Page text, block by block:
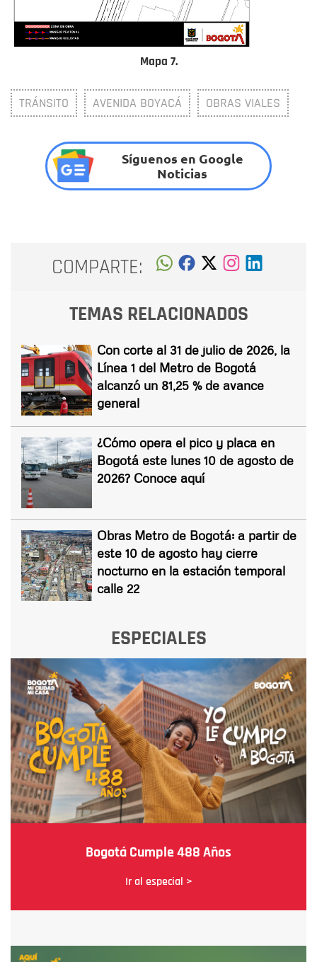
Mapa 7.
TRÁNSITO AVENIDA BOYACÁ OBRAS VIALES
Síguenos en Google
Noticias
COMPARTE:
TEMAS RELACIONADOS
Con corte al 31 de julio de 2026, la
Línea 1 del Metro de Bogotá
alcanzó un 81,25 % de avance
general
¿Cómo opera el pico y placa en
Bogotá este lunes 10 de agosto de
2026? Conoce aquí
Obras Metro de Bogotá: a partir de
este 10 de agosto hay cierre
nocturno en la estación temporal
calle 22
ESPECIALES
Bogotá Cumple 488 Años
Ir al especial >